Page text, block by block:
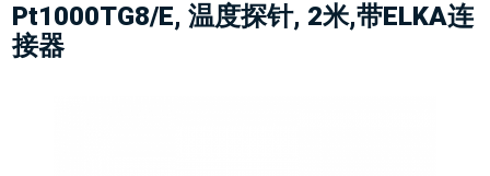
Pt1000TG8/E, 温度探针, 2米,带ELKA连
接器